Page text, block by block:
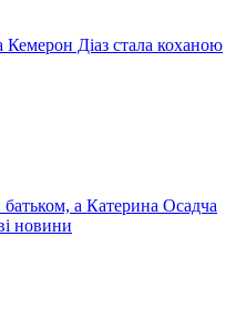
Кемерон Діаз стала коханою
а Катерина Осадча
новини